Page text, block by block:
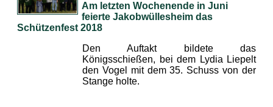
Am letzten Wochenende in Juni
feierte Jakobwüllesheim das
Schützenfest 2018
Den Auftakt bildete das
Königsschießen, bei dem Lydia Liepelt
den Vogel mit dem 35. Schuss von der
Stange holte.